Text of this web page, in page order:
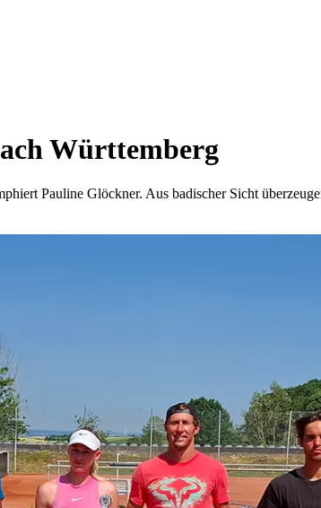
Württemberg
Pauline Glöckner. Aus badischer Sicht